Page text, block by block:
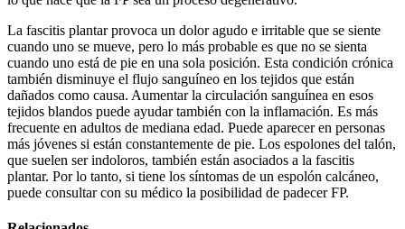
La fascitis plantar provoca un dolor agudo e irritable que se siente
cuando uno se mueve, pero lo más probable es que no se sienta
cuando uno está de pie en una sola posición. Esta condición crónica
también disminuye el flujo sanguíneo en los tejidos que están
dañados como causa. Aumentar la circulación sanguínea en esos
tejidos blandos puede ayudar también con la inflamación. Es más
frecuente en adultos de mediana edad. Puede aparecer en personas
más jóvenes si están constantemente de pie. Los espolones del talón,
que suelen ser indoloros, también están asociados a la fascitis
plantar. Por lo tanto, si tiene los síntomas de un espolón calcáneo,
puede consultar con su médico la posibilidad de padecer FP.